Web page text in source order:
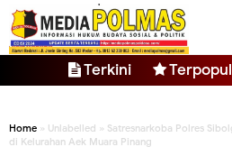
Terkini
Home » Unlabelled » Satresnarkoba Polres
di Kelurahan Aek Muara Pinang